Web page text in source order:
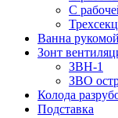
С
Ванна
Зонт
ЗВН-1
ЗВО
Колода
Подставка